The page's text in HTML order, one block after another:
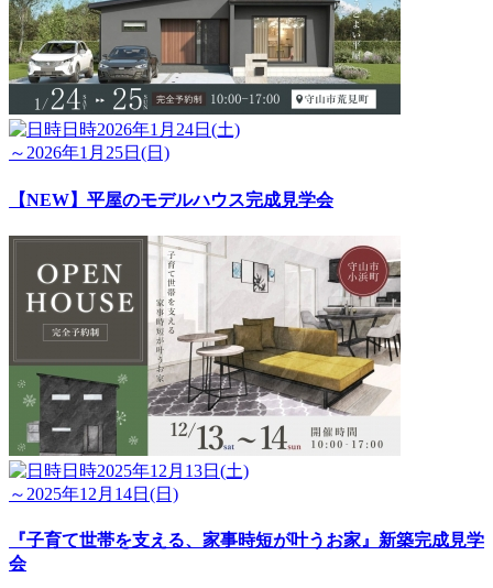
日時2026年1月24日(土)
～2026年1月25日(日)
【NEW】平屋のモデルハウス完成見学会
日時2025年12月13日(土)
～2025年12月14日(日)
『子育て世帯を支える、家事時短が叶うお家』新築完成見学
会